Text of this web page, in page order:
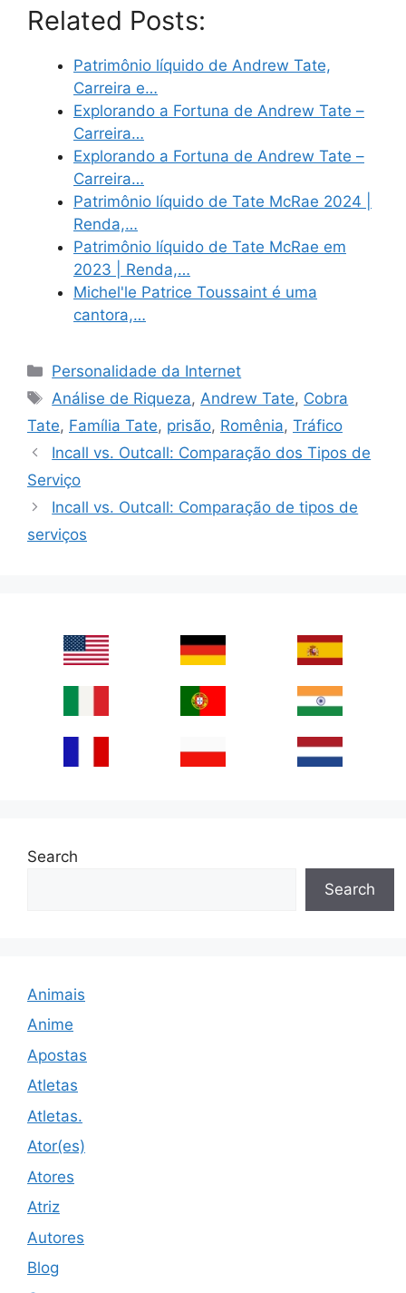
Related Posts:
Patrimônio líquido de Andrew Tate,
Carreira e…
Explorando a Fortuna de Andrew Tate –
Carreira…
Explorando a Fortuna de Andrew Tate –
Carreira…
Patrimônio líquido de Tate McRae 2024 |
Renda,…
Patrimônio líquido de Tate McRae em
2023 | Renda,…
Michel'le Patrice Toussaint é uma
cantora,…
Categories
Personalidade da Internet
Tags
Análise de Riqueza,Andrew Tate, Cobra
Tate, Família Tate, prisão, Romênia, Tráfico
Incall vs. Outcall: Comparação dos Tipos de
Serviço
Incall vs. Outcall: Comparação de tipos de
serviços
Search
Search
Animais
Anime
Apostas
Atletas
Atletas.
Ator(es)
Atores
Atriz
Autores
Blog